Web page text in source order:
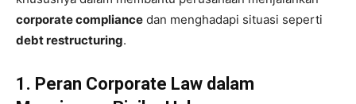
corporate compliance dan menghadapi situasi seperti
debt restructuring.
1. Peran Corporate Law dalam